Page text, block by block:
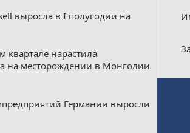
выросла в I полугодии на
квартале нарастила
на месторождении в Монголии
Германии выросли